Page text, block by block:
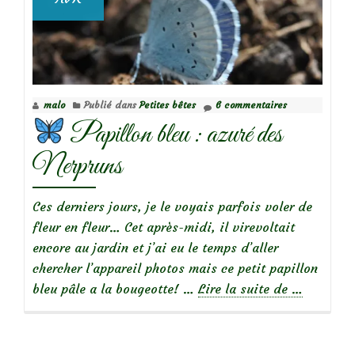
malo Publié dansPetites bêtes 6 commentaires
Papillon bleu : azuré des
Nerpruns
Ces derniers jours, je le voyais parfois voler de
fleur en fleur… Cet après-midi, il virevoltait
encore au jardin et j’ai eu le temps d’aller
chercher l’appareil photos mais ce petit papillon
bleu pâle a la bougeotte! … Lire la suite de …